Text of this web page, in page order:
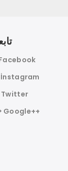
İnstagram
Twitter
Google++